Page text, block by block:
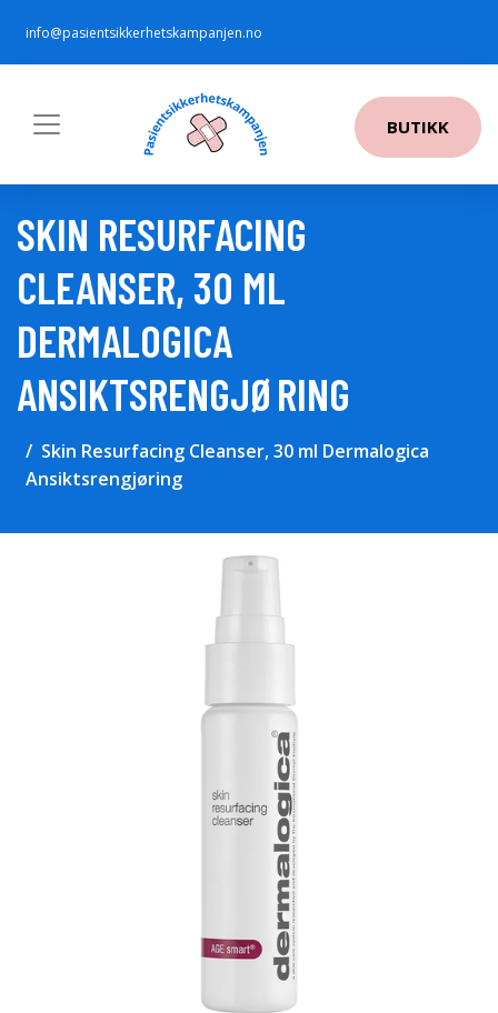
info@pasientsikkerhetskampanjen.no
BUTIKK
SKIN RESURFACING
CLEANSER, 30 ML
DERMALOGICA
ANSIKTSRENGJØRING
Skin Resurfacing Cleanser, 30 ml Dermalogica
Ansiktsrengjøring